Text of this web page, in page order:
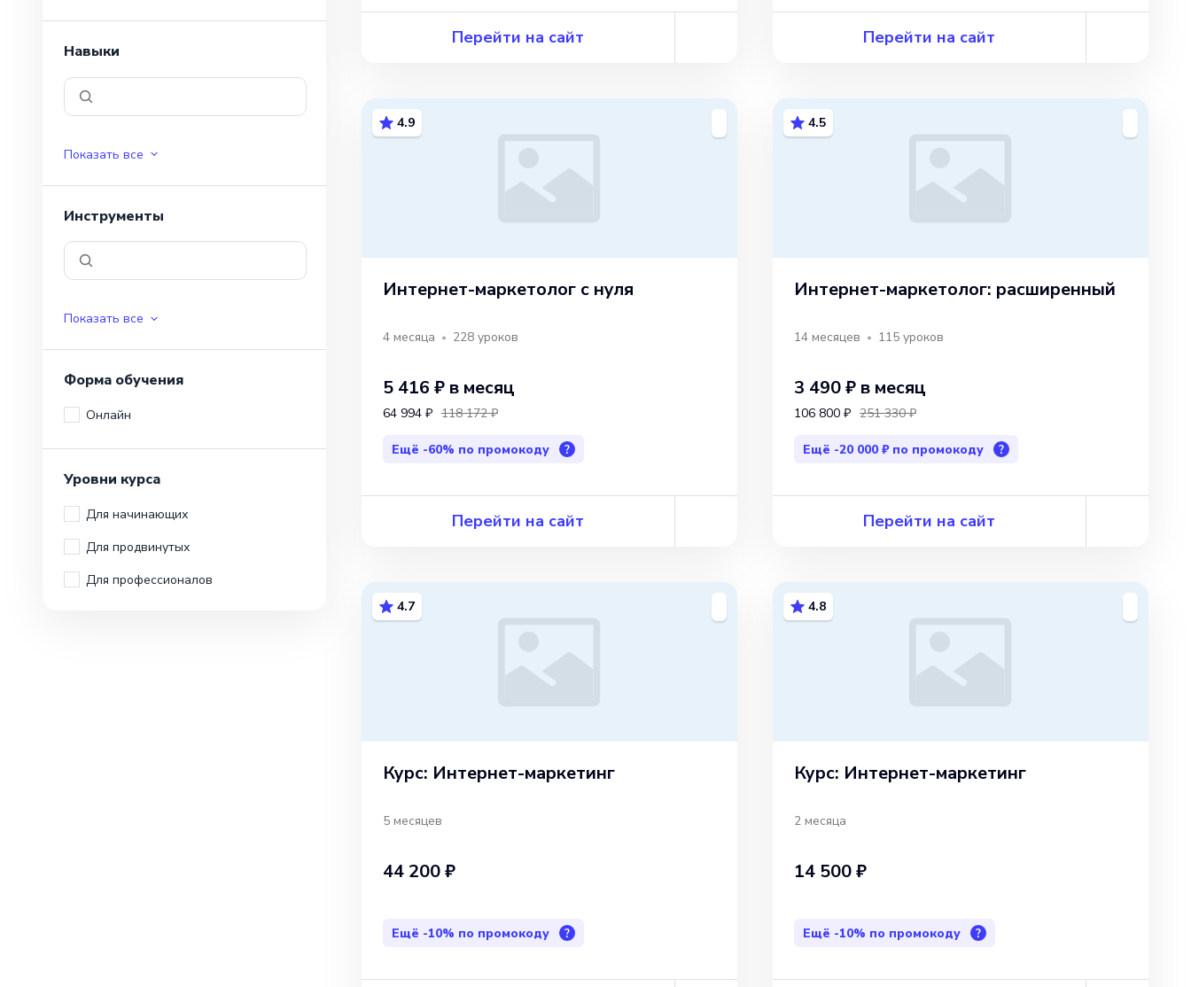
Перейти на сайт Перейти на сайт
4.9
Интернет-маркетолог с нуля
4 месяца 228 уроков
5 416 ₽ в месяц
64 994 ₽ 118 172 ₽
Ещё -60% по промокоду ?
Перейти на сайт
4.5
Интернет-маркетолог: расширенный
14 месяцев 115 уроков
3 490 ₽ в месяц
106 800 ₽ 251 330 ₽
Ещё -20 000 ₽ по промокоду ?
Перейти на сайт
4.7
Курс: Интернет-маркетинг
5 месяцев
44 200 ₽
Ещё -10% по промокоду ?
4.8
Курс: Интернет-маркетинг
2 месяца
14 500 ₽
Ещё -10% по промокоду ?
Навыки
Показать все
Инструменты
Показать все
Форма обучения
Онлайн
Уровни курса
Для начинающих
Для продвинутых
Для профессионалов